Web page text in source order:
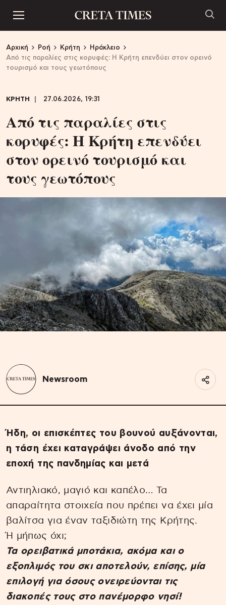
Αρχική Ροή Κρήτη
Ηράκλειο
Από τις παραλίες στις κορυφές: Η Κρήτη επενδύει στον ορεινό
τουρισμό και τους γεωτόπους
ΚΡΗΤΗ 27.06.2026, 19:31
Από τις παραλίες στις
κορυφές: Η Κρήτη επενδύει
στον ορεινό τουρισμό και
τους γεωτόπους
Newsroom
Ήδη, οι επισκέπτες του βουνού αυξάνονται,
η τάση έχει καταγράψει άνοδο από την
εποχή της πανδημίας και μετά
Αντιηλιακό, μαγιό και καπέλο… Τα
απαραίτητα στοιχεία που πρέπει να έχει μία
βαλίτσα για έναν ταξιδιώτη της Κρήτης.
Ή μήπως όχι;
Τα ορειβατικά μποτάκια, ακόμα και ο
εξοπλιμός του σκι αποτελούν, επίσης, μία
επιλογή για όσους ονειρεύονται τις
διακοπές τους στο πανέμορφο νησί!